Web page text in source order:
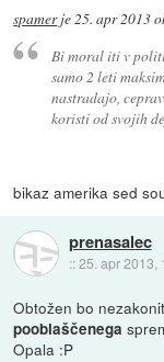
spamerje25. apr 2013
Bi moral iti v
samo 2 leti
nastradajo,
koristi od svojih
bikaz amerika sed
prenasalec
::25. apr 2013,
Obtožen bo
pooblaščenega
Opala :P